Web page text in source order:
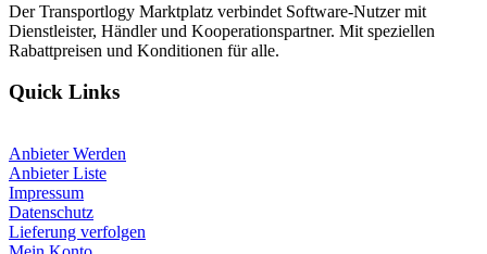
Der Transportlogy Marktplatz verbindet Software-Nutzer mit
Dienstleister, Händler und Kooperationspartner. Mit speziellen
Rabattpreisen und Konditionen für alle.
Quick Links
Anbieter Werden
Anbieter Liste
Impressum
Datenschutz
Lieferung verfolgen